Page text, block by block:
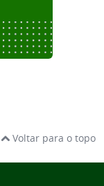
Voltar para o topo